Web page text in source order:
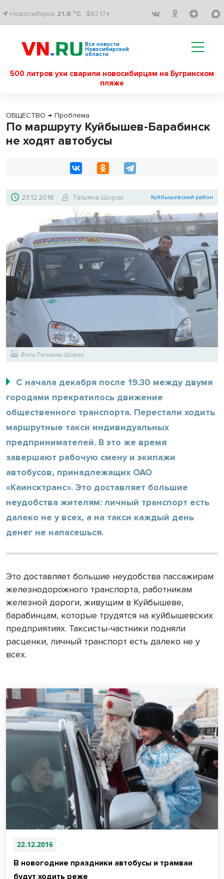
Новосибирск 21.8 °C $82.17↑
Все новости
Новосибирской
области
500 литров ухи сварили новосибирцам на Бугринском
пляже
ОБЩЕСТВО → Проблема
По маршруту Куйбышев-Барабинск
не ходят автобусы
23.12.2016 Татьяна Шорох Куйбышевский район
Фото Татьяны Шорох
С начала декабря после 19.30 между двумя
городами прекратилось движение
общественного транспорта. Перестали ходить
маршрутные такси индивидуальных
предпринимателей. В это же время
завершают рабочую смену и экипажи
автобусов, принадлежащих ОАО
«Каинсктранс». Это доставляет большие
неудобства жителям: личный транспорт есть
далеко не у всех, а на такси каждый день
денег не напасешься.
Это доставляет большие неудобства пассажирам
железнодорожного транспорта, работникам
железной дороги, живущим в Куйбышеве,
барабинцам, которые трудятся на куйбышевских
предприятиях. Таксисты-частники подняли
расценки, личный транспорт есть далеко не у
всех.
22.12.2016
В новогодние праздники автобусы и трамваи
будут ходить реже